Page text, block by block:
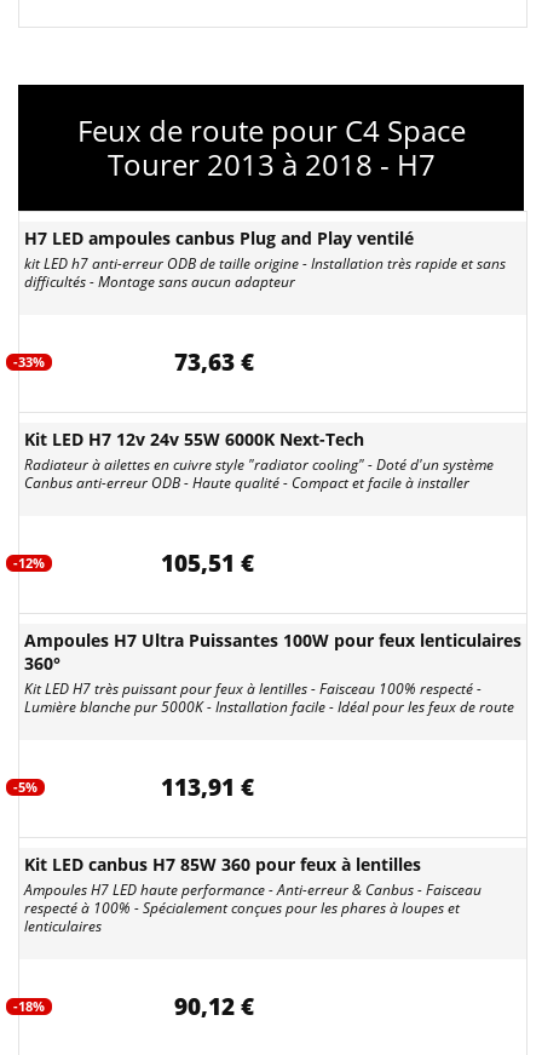
Feux de route pour C4 Space
Tourer 2013 à 2018 - H7
H7 LED ampoules canbus Plug and Play ventilé
kit LED h7 anti-erreur ODB de taille origine - Installation très rapide et sans
difficultés - Montage sans aucun adapteur
-33% 73,63 €
Kit LED H7 12v 24v 55W 6000K Next-Tech
Radiateur à ailettes en cuivre style "radiator cooling" - Doté d'un système
Canbus anti-erreur ODB - Haute qualité - Compact et facile à installer
-12% 105,51 €
Ampoules H7 Ultra Puissantes 100W pour feux lenticulaires
360°
Kit LED H7 très puissant pour feux à lentilles - Faisceau 100% respecté -
Lumière blanche pur 5000K - Installation facile - Idéal pour les feux de route
-5% 113,91 €
Kit LED canbus H7 85W 360 pour feux à lentilles
Ampoules H7 LED haute performance - Anti-erreur & Canbus - Faisceau
respecté à 100% - Spécialement conçues pour les phares à loupes et
lenticulaires
-18% 90,12 €